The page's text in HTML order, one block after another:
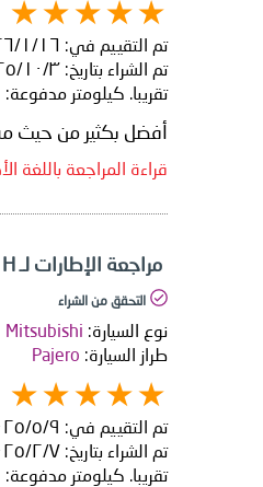
تم التقييم في: ١٦‏/١‏/٢٠٢٦
تم الشراء بتاريخ: ٣‏/١٠‏/٢٠٢٥
تقريبا. كيلومتر مدفوعة:
أفضل بكثير من حيث
قراءة المراجعة باللغة
مراجعة الإطارات لـ Michelin Primacy SUV+ 265/65 R17 H
التحقق من الشراء
نوع السيارة: Mitsubishi
طراز السيارة: Pajero
تم التقييم في: ٩‏/٥‏/٢٠٢٥
تم الشراء بتاريخ: ٧‏/٢‏/٢٠٢٥
تقريبا. كيلومتر مدفوعة: